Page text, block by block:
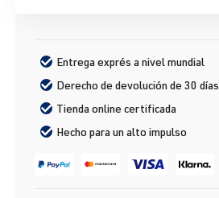
Entrega exprés a nivel mundial
Derecho de devolución de 30 días
Tienda online certificada
Hecho para un alto impulso